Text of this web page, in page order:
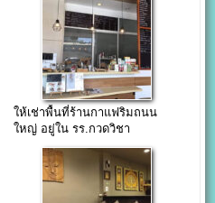
ให้เช่าพื้นที่ร้านกาแฟริมถนน
ใหญ่ อยู่ใน รร.กวดวิชา